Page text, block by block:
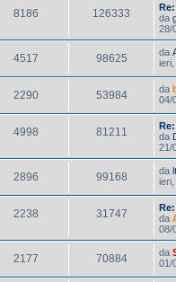
8186 126333
da
28/
4517 98625 da
2290 53984 da
04/
4998 81211
da
21/
2896 99168 da
2238 31747
da
08/
2177 70884 da
01/